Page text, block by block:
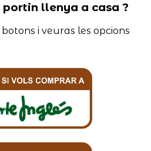
portin llenya a casa ?
i veuras les opcions